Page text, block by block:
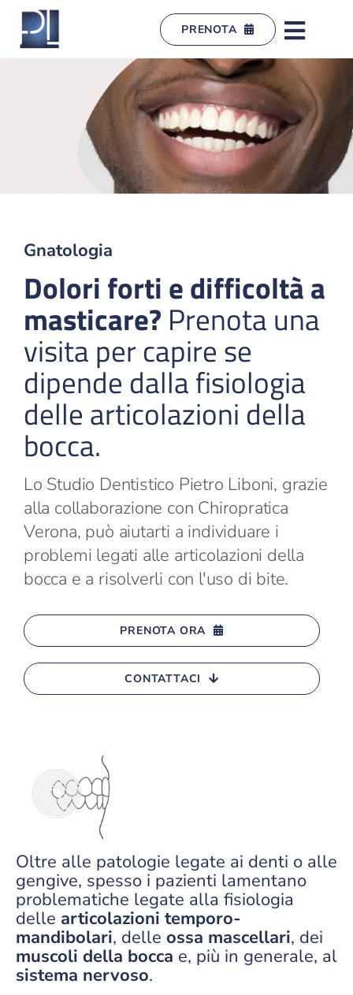
Salta
contenuto
PRENOTA
Gnatologia
Dolori forti e difficoltà a
masticare? Prenota una
visita per capire se
dipende dalla fisiologia
delle articolazioni della
bocca.
Lo Studio Dentistico Pietro Liboni, grazie
alla collaborazione con Chiropratica
Verona, può aiutarti a individuare i
problemi legati alle articolazioni della
bocca e a risolverli con l'uso di bite.
PRENOTA ORA
CONTATTACI
Oltre alle patologie legate ai denti o alle
gengive, spesso i pazienti lamentano
problematiche legate alla fisiologia
delle articolazioni temporo-
mandibolari, delle ossa mascellari, dei
muscoli della bocca e, più in generale, al
sistema nervoso.